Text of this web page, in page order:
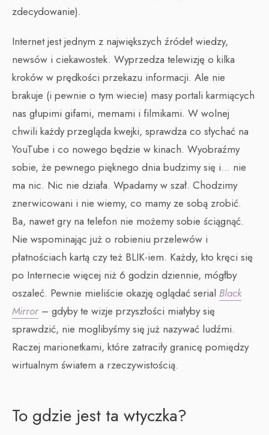
zdecydowanie).
Internet jest jednym z największych źródeł wiedzy,
newsów i ciekawostek. Wyprzedza telewizję o kilka
kroków w prędkości przekazu informacji. Ale nie
brakuje (i pewnie o tym wiecie) masy portali karmiących
nas głupimi gifami, memami i filmikami. W wolnej
chwili każdy przegląda kwejki, sprawdza co słychać na
YouTube i co nowego będzie w kinach. Wyobraźmy
sobie, że pewnego pięknego dnia budzimy się i… nie
ma nic. Nic nie działa. Wpadamy w szał. Chodzimy
znerwicowani i nie wiemy, co mamy ze sobą zrobić.
Ba, nawet gry na telefon nie możemy sobie ściągnąć.
Nie wspominając już o robieniu przelewów i
płatnościach kartą czy też BLIK-iem. Każdy, kto kręci się
po Internecie więcej niż 6 godzin dziennie, mógłby
oszaleć. Pewnie mieliście okazję oglądać serial Black
Mirror – gdyby te wizje przyszłości miałyby się
sprawdzić, nie moglibyśmy się już nazywać ludźmi.
Raczej marionetkami, które zatraciły granicę pomiędzy
wirtualnym światem a rzeczywistością.
To gdzie jest ta wtyczka?